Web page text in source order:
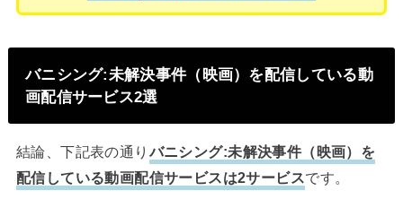
バニシング:未解決事件（映画）を配信している動
画配信サービス2選
結論、下記表の通りバニシング:未解決事件（映画）を
配信している動画配信サービスは2サービスです。